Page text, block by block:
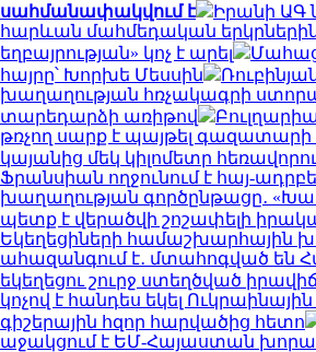
սահմանափակվում է
Իրանի
հարևան մահմեդական
եղբայրության» կոչ է արել
հայրը՝ Խորխե Մեսսին
խաղաղության հռչակագրի
տարեդարձի առիթով
թռչող սարք է պայթել գազատարի
կայանից մեկ կիլոմետր
Ֆրանսիան ողջունում է հայ-
խաղաղության գործընթացը․
պետք է վերածվի շոշափելի
Եկեղեցիների համաշխարհային
ահազանգում է․ մտահոգված են
եկեղեցու շուրջ ստեղծված
կոչով է հանդես եկել
գիշերային հզոր հարվածից հետո
աջակցում է ԵՄ-Հայաստան